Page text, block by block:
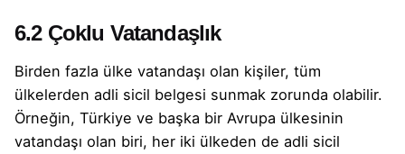
6.2 Çoklu Vatandaşlık
Birden fazla ülke vatandaşı olan kişiler, tüm
ülkelerden adli sicil belgesi sunmak zorunda olabilir.
Örneğin, Türkiye ve başka bir Avrupa ülkesinin
vatandaşı olan biri, her iki ülkeden de adli sicil